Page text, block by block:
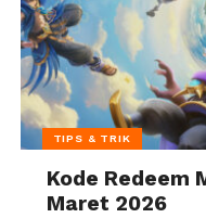
TIPS & TRIK
Kode Redeem
Maret 2026